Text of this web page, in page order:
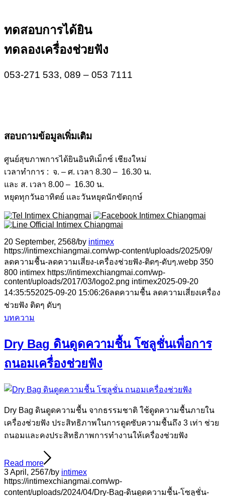
ทดสอบการได้ยิน
ทดลองเครื่องช่วยฟัง
053-271 533, 089 – 053 7111
สอบถามข้อมูลเพิ่มเติม
ศูนย์สุขภาพการได้ยินอินทิเม็กซ์ เชียงใหม่
เวลาทำการ : จ. – ศ. เวลา 8.30 – 16.30 น.
และ ส. เวลา 8.00 – 16.30 น.
หยุดทุกวันอาทิตย์ และวันหยุดนักขัตฤกษ์
20 September, 2568/by intimex
https://intimexchiangmai.com/wp-content/uploads/2025/09/
ลดความชื้น-ลดความเสี่ยง-เครื่องช่วยฟัง-ติดๆ-ดับๆ.webp 350
800 intimex https://intimexchiangmai.com/wp-
content/uploads/2017/03/logo2.png intimex2025-09-20
14:35:552025-09-20 15:06:26ลดความชื้น ลดความเสี่ยงเครื่อง
ช่วยฟัง ติดๆ ดับๆ
บทความ
Dry Bag ดินดูดความชื้น โซลูชั่นเพื่อการ
ถนอมเครื่องช่วยฟัง
Dry Bag ดินดูดความชื้น จากธรรมชาติ ใช้ดูดความชื้นภายใน
เครื่องช่วยฟัง ประสิทธิภาพในการดูดซับความชื้นถึง 3 เท่า ช่วย
ถนอมและคงประสิทธิภาพการทำงานให้เครื่องช่วยฟัง
Read more
3 April, 2567/by intimex
https://intimexchiangmai.com/wp-
content/uploads/2024/04/Dry-Bag-ดินดูดความชื้น-โซลูชั่น-